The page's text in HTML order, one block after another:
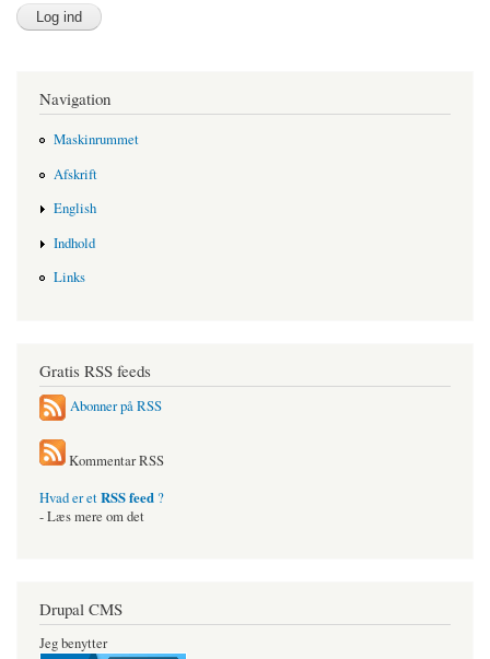
Navigation
Maskinrummet
Afskrift
English
Indhold
Links
Gratis RSS feeds
Abonner på RSS
Kommentar RSS
Hvad er etRSS feed ?
- Læs mere om det
Drupal CMS
Jeg benytter